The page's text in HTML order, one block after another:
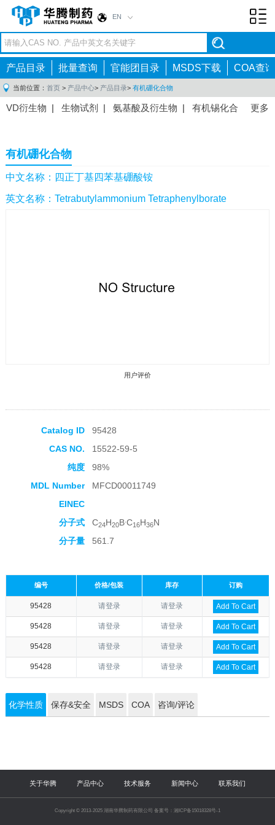
EN
产品目录 批量查询 官能团目录 MSDS下载 COA查询
当前位置： 首页 > 产品中心> 产品目录> 有机硼化合物
更多
VD衍生物 | 生物试剂 | 氨基酸及衍生物 | 有机锡化合
间体|抗高血压药物中间体
感染药物中间体|
体 |抗精神病药物中间体 |抗炎药物中间体
药中间体|其他原料药中间体|
有机硼化合物
中文名称：四正丁基四苯基硼酸铵
英文名称：Tetrabutylammonium Tetraphenylborate
用户评价
Catalog ID
95428
CAS NO.
15522-59-5
纯度
98%
MDL Number
MFCD00011749
EINEC
分子式
C24H20BC16H36N
分子量
561.7
编号 价格/包装 库存 订购
95428 请登录 请登录 Add To Cart
95428 请登录 请登录 Add To Cart
95428 请登录 请登录 Add To Cart
95428 请登录 请登录 Add To Cart
化学性质 保存&安全 MSDS COA 咨询/评论
关于华腾 产品中心 技术服务 新闻中心 联系我们
Copyright © 2013-2025 湖南华腾制药有限公司 备案号：湘ICP备15018328号-1